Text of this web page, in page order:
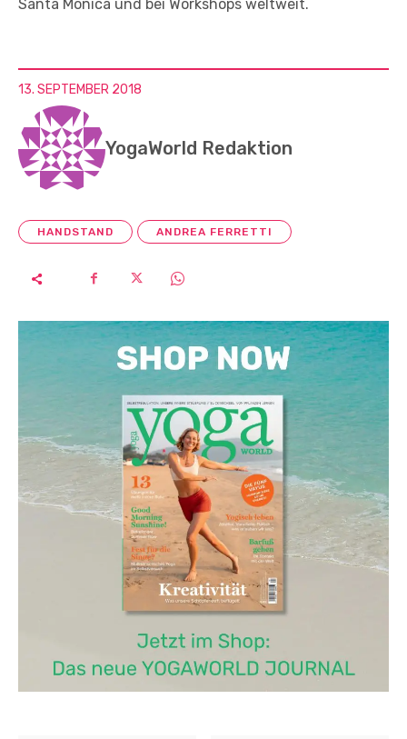
Santa Monica und bei Workshops weltweit.
13. SEPTEMBER 2018
YogaWorld Redaktion
HANDSTAND ANDREA FERRETTI